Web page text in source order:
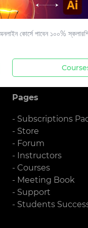
Pages
- Subscriptions
- Store
- Forum
- Instructors
- Courses
- Meeting Book
- Support
- Students
কোর্সে পাবেন ১০০%